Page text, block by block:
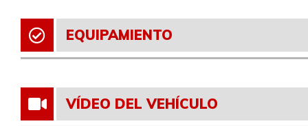
EQUIPAMIENTO
VÍDEO DEL VEHÍCULO